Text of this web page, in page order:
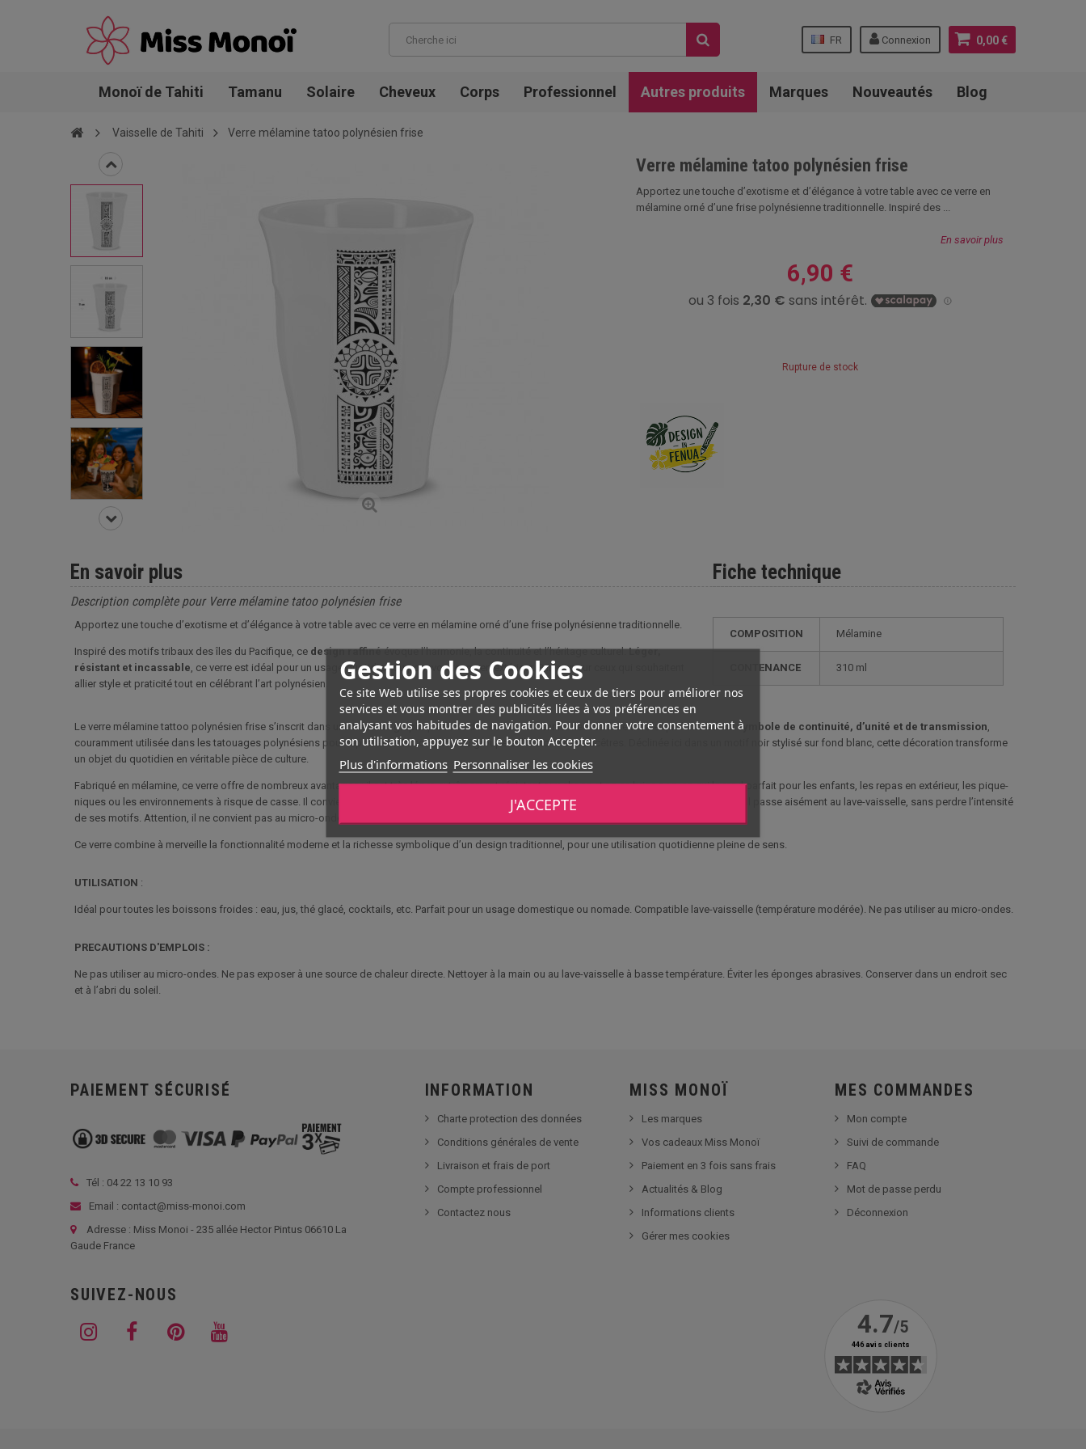
0,00 €
Connexion
FR
Gestion des Cookies
Ce site Web utilise ses propres cookies et ceux de tiers pour améliorer nos
services et vous montrer des publicités liées à vos préférences en
analysant vos habitudes de navigation. Pour donner votre consentement à
son utilisation, appuyez sur le bouton Accepter.
Plus d'informations Personnaliser les cookies
J'ACCEPTE
Monoï de Tahiti Tamanu Solaire Cheveux Corps Professionnel Autres produits Marques Nouveautés Blog
Vaisselle de Tahiti Verre mélamine tatoo polynésien frise
Verre mélamine tatoo polynésien frise
Apportez une touche d’exotisme et d’élégance à votre table avec ce verre en
mélamine orné d’une frise polynésienne traditionnelle. Inspiré des ...
En savoir plus
6,90 €
Rupture de stock
Fiche technique
COMPOSITION Mélamine
CONTENANCE 310 ml
En savoir plus
Description complète pour Verre mélamine tatoo polynésien frise
Apportez une touche d’exotisme et d’élégance à votre table avec ce verre en mélamine orné d’une frise polynésienne traditionnelle.
Inspiré des motifs tribaux des îles du Pacifique, ce design raffinéévoque l’harmonie, la continuité et l’héritage culturel.Léger,
résistant et incassable, ce verre est idéal pour un usage quotidien ou pour vos repas en extérieur. Parfait pour ceux qui souhaitent
allier style et praticité tout en célébrant l’art polynésien.
Le verre mélamine tattoo polynésien frise s’inscrit dans une tradition graphique forte des cultures océaniennes. La frise tribale qui l’orne est un symbole de continuité, d’unité et de transmission,
couramment utilisée dans les tatouages polynésiens pour représenter la cohésion du groupe et l’histoire des ancêtres. Déclinée ici dans un motif noir stylisé sur fond blanc, cette décoration transforme
un objet du quotidien en véritable pièce de culture.
Fabriqué en mélamine, ce verre offre de nombreux avantages : il est très léger, extrêmement résistant aux chocs et ne se brise pas, ce qui le rend parfait pour les enfants, les repas en extérieur, les pique-
niques ou les environnements à risque de casse. Il convient pour toutes sortes de boissons, qu’elles soient fraîches ou à température ambiante. Il passe aisément au lave-vaisselle, sans perdre l’intensité
de ses motifs. Attention, il ne convient pas au micro-ondes.
Ce verre combine à merveille la fonctionnalité moderne et la richesse symbolique d’un design traditionnel, pour une utilisation quotidienne pleine de sens.
UTILISATION :
Idéal pour toutes les boissons froides : eau, jus, thé glacé, cocktails, etc. Parfait pour un usage domestique ou nomade. Compatible lave-vaisselle (température modérée). Ne pas utiliser au micro-ondes.
PRECAUTIONS D'EMPLOIS :
Ne pas utiliser au micro-ondes. Ne pas exposer à une source de chaleur directe. Nettoyer à la main ou au lave-vaisselle à basse température. Éviter les éponges abrasives. Conserver dans un endroit sec
et à l’abri du soleil.
PAIEMENT SÉCURISÉ
Tél : 04 22 13 10 93
Email : contact@miss-monoi.com
Adresse : Miss Monoi - 235 allée Hector Pintus 06610 La
Gaude France
SUIVEZ-NOUS
INFORMATION
Charte protection des données
Conditions générales de vente
Livraison et frais de port
Compte professionnel
Contactez nous
MISS MONOÏ
Les marques
Vos cadeaux Miss Monoï
Paiement en 3 fois sans frais
Actualités & Blog
Informations clients
Gérer mes cookies
MES COMMANDES
Mon compte
Suivi de commande
FAQ
Mot de passe perdu
Déconnexion